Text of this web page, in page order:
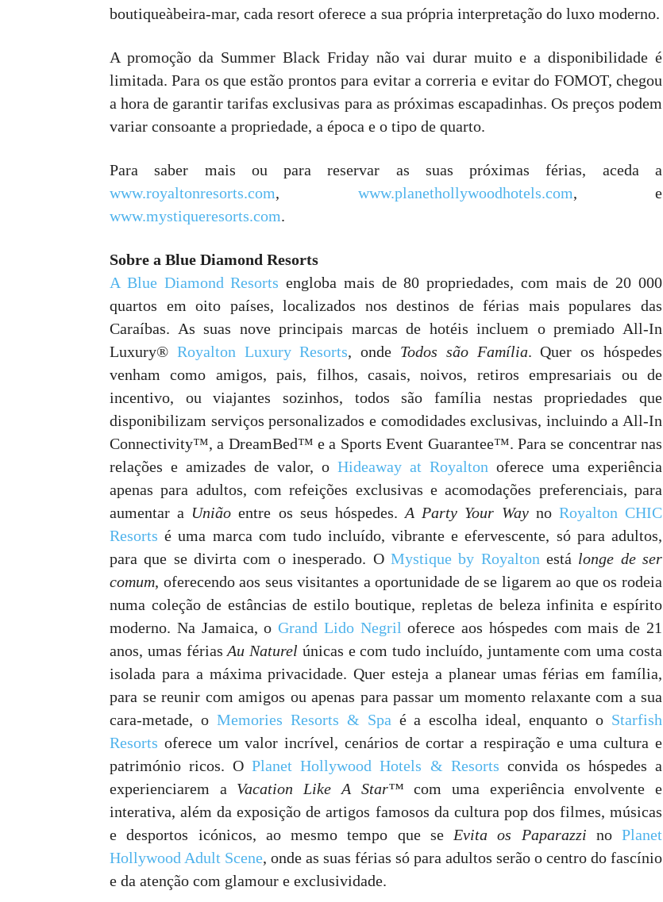
boutiqueàbeira-mar, cada resort oferece a sua própria interpretação do luxo moderno.
A promoção da Summer Black Friday não vai durar muito e a disponibilidade é
limitada. Para os que estão prontos para evitar a correria e evitar do FOMOT, chegou
a hora de garantir tarifas exclusivas para as próximas escapadinhas. Os preços podem
variar consoante a propriedade, a época e o tipo de quarto.
Para saber mais ou para reservar as suas próximas férias, aceda a
www.royaltonresorts.com, www.planethollywoodhotels.com, e
www.mystiqueresorts.com.
Sobre a Blue Diamond Resorts
A Blue Diamond Resorts engloba mais de 80 propriedades, com mais de 20 000
quartos em oito países, localizados nos destinos de férias mais populares das
Caraíbas. As suas nove principais marcas de hotéis incluem o premiado All-In
Luxury® Royalton Luxury Resorts, onde Todos são Família. Quer os hóspedes
venham como amigos, pais, filhos, casais, noivos, retiros empresariais ou de
incentivo, ou viajantes sozinhos, todos são família nestas propriedades que
disponibilizam serviços personalizados e comodidades exclusivas, incluindo a All-In
Connectivity™, a DreamBed™ e a Sports Event Guarantee™. Para se concentrar nas
relações e amizades de valor, o Hideaway at Royalton oferece uma experiência
apenas para adultos, com refeições exclusivas e acomodações preferenciais, para
aumentar a União entre os seus hóspedes. A Party Your Wayno Royalton CHIC
Resorts é uma marca com tudo incluído, vibrante e efervescente, só para adultos,
para que se divirta com o inesperado. O Mystique by Royalton está longe de ser
comum, oferecendo aos seus visitantes a oportunidade de se ligarem ao que os rodeia
numa coleção de estâncias de estilo boutique, repletas de beleza infinita e espírito
moderno. Na Jamaica, oGrand Lido Negril oferece aos hóspedes com mais de 21
anos, umas fériasAu Naturel únicas e com tudo incluído, juntamente com uma costa
isolada para a máxima privacidade. Quer esteja a planear umas férias em família,
para se reunir com amigos ou apenas para passar um momento relaxante com a sua
cara-metade, o Memories Resorts & Spa é a escolha ideal, enquanto o Starfish
Resorts oferece um valor incrível, cenários de cortar a respiração e uma cultura e
património ricos. OPlanet Hollywood Hotels & Resorts convida os hóspedes a
experienciarem a Vacation Like A Star™ com uma experiência envolvente e
interativa, além da exposição de artigos famosos da cultura pop dos filmes, músicas
e desportos icónicos, ao mesmo tempo que se Evita os Paparazzi no Planet
Hollywood Adult Scene, onde as suas férias só para adultos serão o centro do fascínio
e da atenção com glamour e exclusividade.